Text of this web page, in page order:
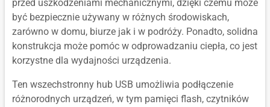
przed uszkodzeniami mechanicznymi, dzięki czemu może
być bezpiecznie używany w różnych środowiskach,
zarówno w domu, biurze jak i w podróży. Ponadto, solidna
konstrukcja może pomóc w odprowadzaniu ciepła, co jest
korzystne dla wydajności urządzenia.
Ten wszechstronny hub USB umożliwia podłączenie
różnorodnych urządzeń, w tym pamięci flash, czytników